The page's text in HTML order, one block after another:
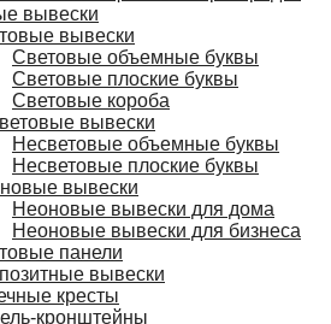
вывески
вывески
Световые объемные буквы
Световые плоские буквы
Световые короба
вывески
Несветовые объемные буквы
Несветовые плоские буквы
вывески
Неоновые вывески для дома
Неоновые вывески для бизнеса
панели
вывески
кресты
кронштейны